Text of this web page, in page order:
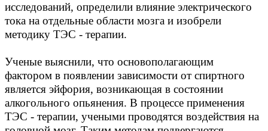
исследований, определили влияние электрического
тока на отдельные области мозга и изобрели
методику ТЭС - терапии.
Ученые выяснили, что основополагающим
фактором в появлении зависимости от спиртного
является эйфория, возникающая в состоянии
алкогольного опьянения. В процессе применения
ТЭС - терапии, учеными проводятся воздействия на